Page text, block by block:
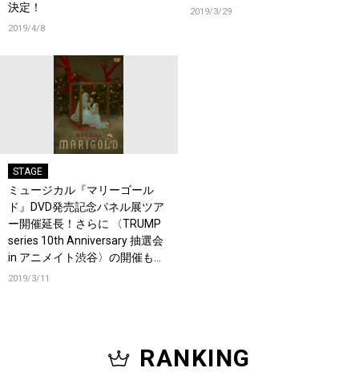
決定！
2019/4/8
2019/3/29
STAGE
ミュージカル『マリーゴール
ド』DVD発売記念パネル展ツア
ー開催延長！さらに 〈TRUMP
series 10th Anniversary 抽選会
in アニメイト渋谷〉の開催も決
定！
2019/3/11
RANKING